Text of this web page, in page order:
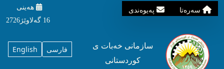
سه‌ره‌تا په‌یوه‌ندی
هه‌ینی
16 گه‌لاوێژ2726
English فارسی
سازمانی خه‌بات ی
کوردستانی